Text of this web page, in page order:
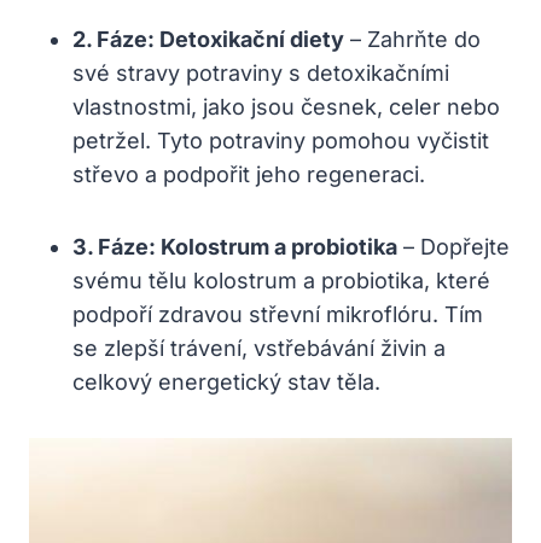
2. Fáze: Detoxikační diety – Zahrňte do
své stravy potraviny s detoxikačními
vlastnostmi, jako jsou česnek, celer nebo
petržel. Tyto potraviny pomohou vyčistit
střevo a podpořit jeho regeneraci.
3. Fáze: Kolostrum a probiotika – Dopřejte
svému tělu kolostrum a probiotika, které
podpoří zdravou střevní mikroflóru. Tím
se zlepší trávení, vstřebávání živin a
celkový energetický stav těla.